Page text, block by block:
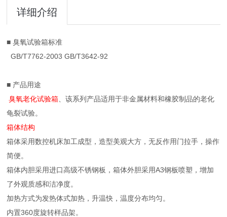
详细介绍
■ 臭氧试验箱标准
GB/T7762-2003 GB/T3642-92
■ 产品用途
臭氧老化试验箱 、该系列产品适用于非金属材料和橡胶制品的老化
龟裂试验。
箱体结构
箱体采用数控机床加工成型，造型美观大方，无反作用门拉手，操作
简便。
箱体内胆采用进口高级不锈钢板，箱体外胆采用A3钢板喷塑，增加
了外观质感和洁净度。
加热方式为发热体式加热，升温快，温度分布均匀。
内置360度旋转样品架。